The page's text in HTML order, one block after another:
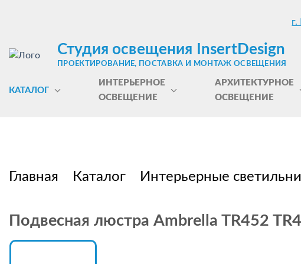
Студия освещения InsertDesign
ПРОЕКТИРОВАНИЕ, ПОСТАВКА И МОНТАЖ ОСВЕЩЕНИЯ
КАТАЛОГ
ИНТЕРЬЕРНОЕ
ОСВЕЩЕНИЕ
АРХИТЕКТУРНОЕ
ОСВЕЩЕНИЕ
Главная Каталог Интерьерные
Подвесная люстра Ambrella TR452